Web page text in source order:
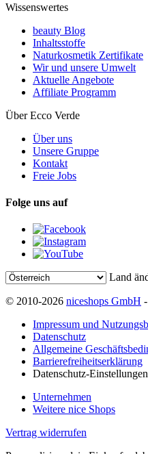
Wissenswertes
beauty Blog
Inhaltsstoffe
Naturkosmetik Zertifikate
Wir und unsere Umwelt
Aktuelle Angebote
Affiliate Programm
Über Ecco Verde
Über uns
Unsere Gruppe
Kontakt
Freie Jobs
Folge uns auf
Land
© 2010-2026 niceshops GmbH
Impressum und
Datenschutz
Allgemeine
Barrierefreiheitserklärung
Datenschutz-Einstellungen
Unternehmen
Weitere nice Shops
Vertrag widerrufen